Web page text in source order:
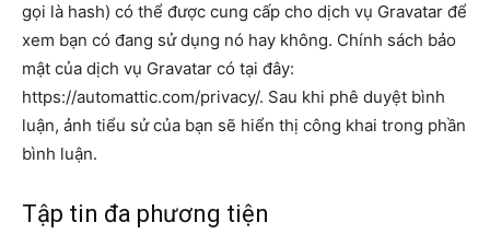
gọi là hash) có thể được cung cấp cho dịch vụ Gravatar để
xem bạn có đang sử dụng nó hay không. Chính sách bảo
mật của dịch vụ Gravatar có tại đây:
https://automattic.com/privacy/. Sau khi phê duyệt bình
luận, ảnh tiểu sử của bạn sẽ hiển thị công khai trong phần
bình luận.
Tập tin đa phương tiện